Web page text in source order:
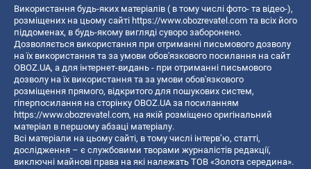
Використання будь-яких матеріалів ( в тому числі фото- та відео-),
розміщених на цьому сайті https://www.obozrevatel.com та всіх його
піддоменах, в будь-якому вигляді суворо заборонено.
Дозволяється використання при отриманні письмового дозволу
на їх використання та за умови обов'язкового посилання на сайт
OBOZ.UA, а для інтернет-видань - при отриманні письмового
дозволу на їх використання та за умови обов'язкового
розміщення прямого, відкритого для пошукових систем,
гіперпосилання на сторінку OBOZ.UA за посиланням
https://www.obozrevatel.com, на якій розміщено оригінальний
матеріал в першому абзаці матеріалу.
Всі матеріали на цьому сайті, в тому числі інтерв’ю, статті,
дослідження – є службовими творами журналістів редакції,
виключні майнові права на які належать ТОВ «Золота середина».